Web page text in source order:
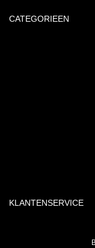
CATEGORIEEN
KLANTENSERVICE